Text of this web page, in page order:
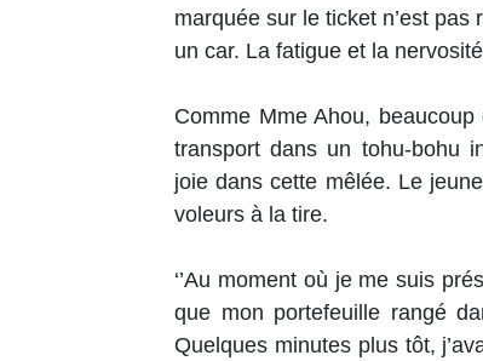
marquée sur le ticket n’est
un car. La fatigue et la
Comme Mme Ahou,
transport dans un tohu-bohu
joie dans cette mêlée. Le
voleurs à la tire.
‘’Au moment où je me suis
que mon portefeuille rangé
Quelques minutes plus tôt,